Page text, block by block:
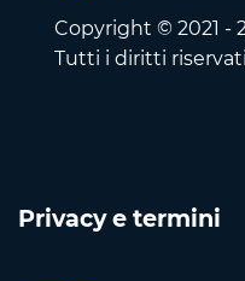
Copyright © 2021 -
Tutti i diritti
Privacy e termini